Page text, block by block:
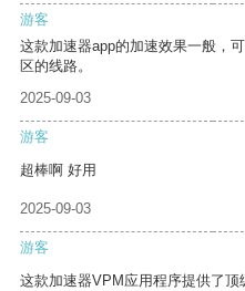
游客
这款加速器app的加速效果一般，
区的线路。
2025-09-03
游客
超棒啊 好用
2025-09-03
游客
这款加速器VPM应用程序提供了顶